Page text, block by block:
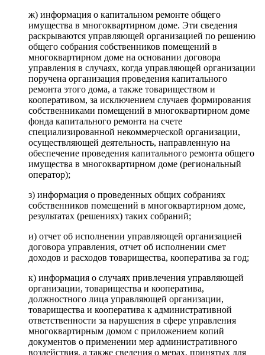
ж) информация о капитальном ремонте общего
имущества в многоквартирном доме. Эти сведения
раскрываются управляющей организацией по решению
общего собрания собственников помещений в
многоквартирном доме на основании договора
управления в случаях, когда управляющей организации
поручена организация проведения капитального
ремонта этого дома, а также товариществом и
кооперативом, за исключением случаев формирования
собственниками помещений в многоквартирном доме
фонда капитального ремонта на счете
специализированной некоммерческой организации,
осуществляющей деятельность, направленную на
обеспечение проведения капитального ремонта общего
имущества в многоквартирном доме (региональный
оператор);
з) информация о проведенных общих собраниях
собственников помещений в многоквартирном доме,
результатах (решениях) таких собраний;
и) отчет об исполнении управляющей организацией
договора управления, отчет об исполнении смет
доходов и расходов товарищества, кооператива за год;
к) информация о случаях привлечения управляющей
организации, товарищества и кооператива,
должностного лица управляющей организации,
товарищества и кооператива к административной
ответственности за нарушения в сфере управления
многоквартирным домом с приложением копий
документов о применении мер административного
воздействия, а также сведения о мерах, принятых для